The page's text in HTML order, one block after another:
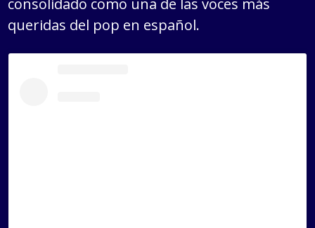
consolidado como una de las voces más
queridas del pop en español.